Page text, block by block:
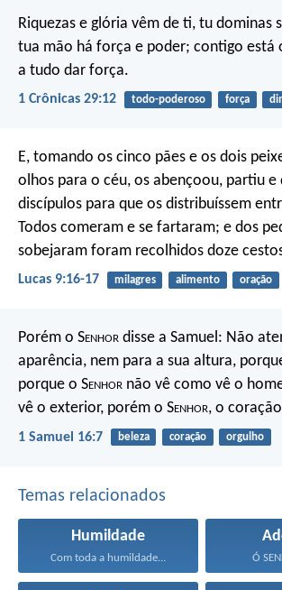
Riquezas e glória vêm de ti, tu dominas
tua mão há força e poder; contigo está
a tudo dar força.
1 Crônicas 29:12 todo-poderoso força
E, tomando os cinco pães e os dois
olhos para o céu, os abençoou, partiu e
discípulos para que os distribuíssem
Todos comeram e se fartaram; e dos
sobejaram foram recolhidos doze
Lucas 9:16-17 milagres alimento oração
Porém o Senhor disse a Samuel: Não
aparência, nem para a sua altura,
porque o Senhor não vê como vê o
vê o exterior, porém o Senhor, o
1 Samuel 16:7 beleza coração orgulho
Temas relacionados
Humildade
Com toda a humildade... Ó